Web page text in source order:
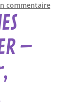
commentaire
–